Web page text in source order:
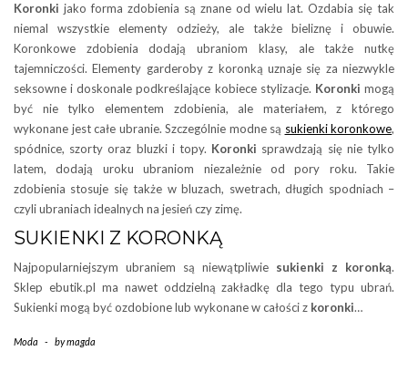
Koronki jako forma zdobienia są znane od wielu lat. Ozdabia się tak
niemal wszystkie elementy odzieży, ale także bieliznę i obuwie.
Koronkowe zdobienia dodają ubraniom klasy, ale także nutkę
tajemniczości. Elementy garderoby z koronką uznaje się za niezwykle
seksowne i doskonale podkreślające kobiece stylizacje. Koronki mogą
być nie tylko elementem zdobienia, ale materiałem, z którego
wykonane jest całe ubranie. Szczególnie modne są sukienki koronkowe,
spódnice, szorty oraz bluzki i topy. Koronki sprawdzają się nie tylko
latem, dodają uroku ubraniom niezależnie od pory roku. Takie
zdobienia stosuje się także w bluzach, swetrach, długich spodniach –
czyli ubraniach idealnych na jesień czy zimę.
SUKIENKI Z KORONKĄ
Najpopularniejszym ubraniem są niewątpliwie sukienki z koronką.
Sklep ebutik.pl ma nawet oddzielną zakładkę dla tego typu ubrań.
Sukienki mogą być ozdobione lub wykonane w całości z koronki…
Moda - bymagda